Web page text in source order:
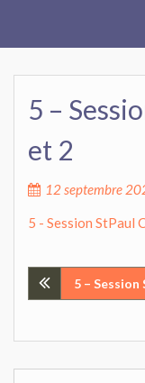
5 –
et 2
12 septembre
5 - Session StPaul
l’article
5 –